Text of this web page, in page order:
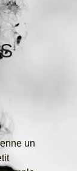
un